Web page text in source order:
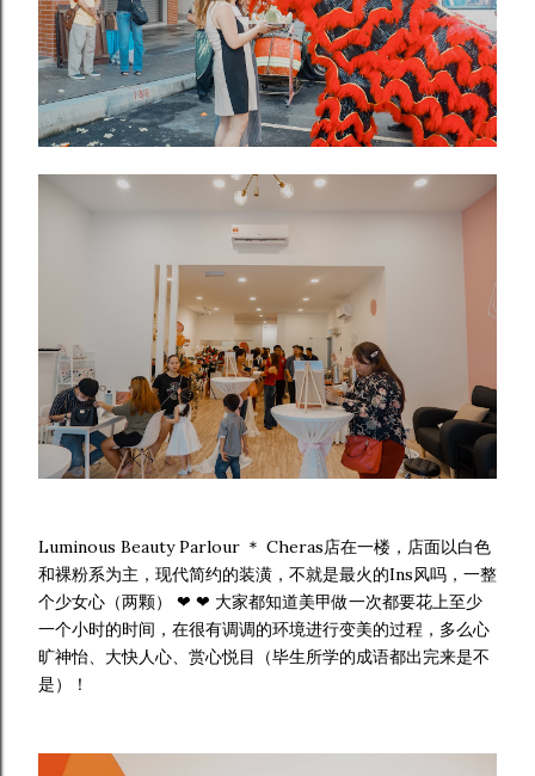
Luminous Beauty Parlour ＊ Cheras店在一楼，店面以白色
和裸粉系为主，现代简约的装潢，不就是最火的Ins风吗，一整
个少女心（两颗） ❤ ❤ 大家都知道美甲做一次都要花上至少
一个小时的时间，在很有调调的环境进行变美的过程，多么心
旷神怡、大快人心、赏心悦目（毕生所学的成语都出完来是不
是）！